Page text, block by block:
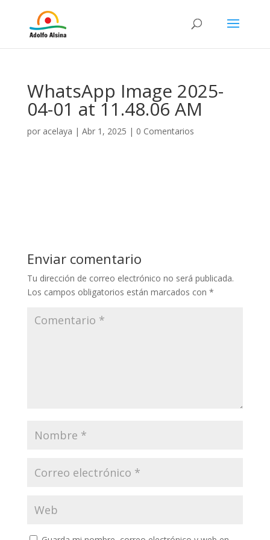
WhatsApp Image 2025-
04-01 at 11.48.06 AM
por acelaya | Abr 1, 2025 | 0 Comentarios
Enviar comentario
Tu dirección de correo electrónico no será publicada.
Los campos obligatorios están marcados con *